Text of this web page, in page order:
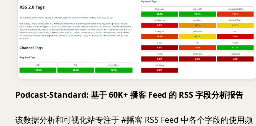
Podcast-Standard: 基于 60K+ 播客 Feed 的 RSS 字段分析报告
该数据分析和可视化站专注于 #播客 RSS Feed 中各个字段的使用频